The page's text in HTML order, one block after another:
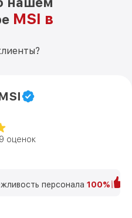
MSI в
оценок
персонала 100%